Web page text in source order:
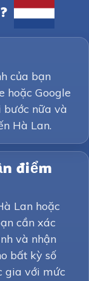
của bạn
hoặc Google
bước nữa và
Hà Lan.
điểm
Lan hoặc
cần xác
và nhận
bất kỳ số
gia với mức